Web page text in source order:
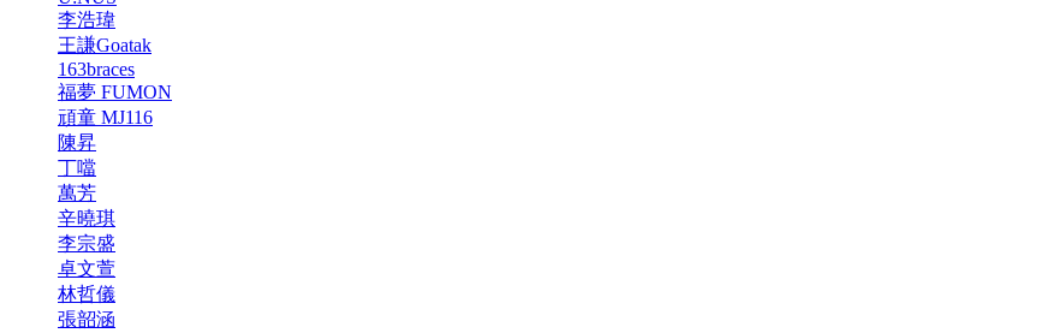
李浩瑋
王謙Goatak
163braces
福夢 FUMON
頑童 MJ116
陳昇
丁噹
萬芳
辛曉琪
李宗盛
卓文萱
林哲儀
張韶涵